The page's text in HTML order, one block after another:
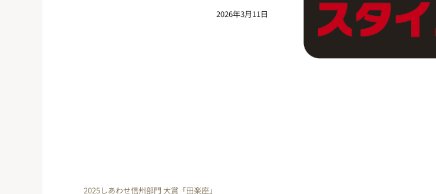
2026年3月11日
2025しあわせ信州部門 大賞「田楽座」